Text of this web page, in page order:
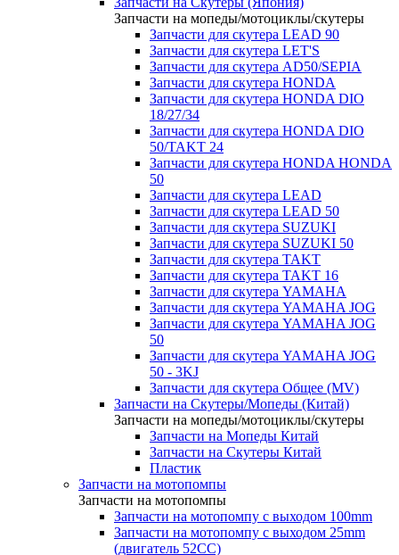
Запчасти на мопеды/мотоциклы/скутеры
Запчасти для скутера LEAD 90
Запчасти для скутера LET'S
Запчасти для скутера AD50/SEPIA
Запчасти для скутера HONDA
Запчасти для скутера HONDA DIO
18/27/34
Запчасти для скутера HONDA DIO
50/TAKT 24
Запчасти для скутера HONDA HONDA
50
Запчасти для скутера LEAD
Запчасти для скутера LEAD 50
Запчасти для скутера SUZUKI
Запчасти для скутера SUZUKI 50
Запчасти для скутера TAKT
Запчасти для скутера TAKT 16
Запчасти для скутера YAMAHA
Запчасти для скутера YAMAHA JOG
Запчасти для скутера YAMAHA JOG
50
Запчасти для скутера YAMAHA JOG
50 - 3KJ
Запчасти для скутера Общее (MV)
Запчасти на Скутеры/Мопеды (Китай)
Запчасти на мопеды/мотоциклы/скутеры
Запчасти на Мопеды Китай
Запчасти на Скутеры Китай
Пластик
Запчасти на мотопомпы
Запчасти на мотопомпы
Запчасти на мотопомпу с выходом 100mm
Запчасти на мотопомпу с выходом 25mm
(двигатель 52CC)